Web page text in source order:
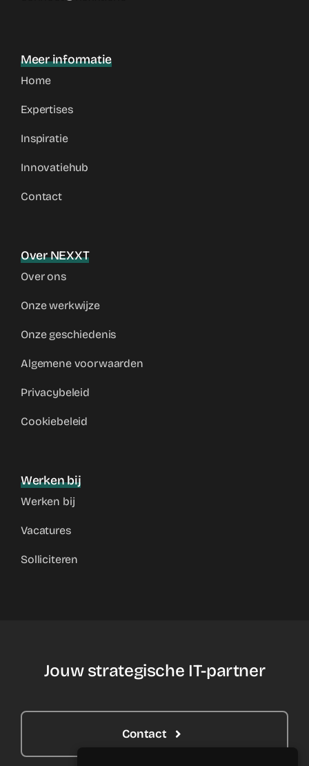
Meer informatie
Home
Expertises
Inspiratie
Innovatiehub
Contact
Over NEXXT
Over ons
Onze werkwijze
Onze geschiedenis
Algemene voorwaarden
Privacybeleid
Cookiebeleid
Werken bij
Werken bij
Vacatures
Solliciteren
Jouw strategische IT-partner
Contact